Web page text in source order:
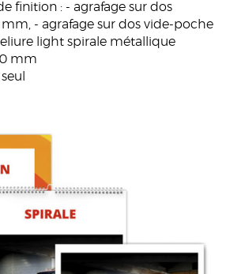
finition : - agrafage sur dos
- agrafage sur dos vide-poche
light spirale métallique
mm